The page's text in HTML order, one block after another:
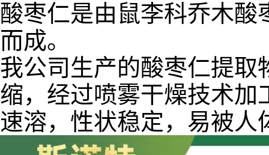
酸枣仁是由鼠李科乔木
而成。
我公司生产的酸枣仁提取
缩，经过喷雾干燥技术加
速溶，性状稳定，易被